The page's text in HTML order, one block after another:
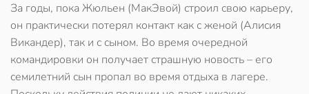
За годы, пока Жюльен (МакЭвой) строил свою карьеру,
он практически потерял контакт как с женой (Алисия
Викандер), так и с сыном. Во время очередной
командировки он получает страшную новость – его
семилетний сын пропал во время отдыха в лагере.